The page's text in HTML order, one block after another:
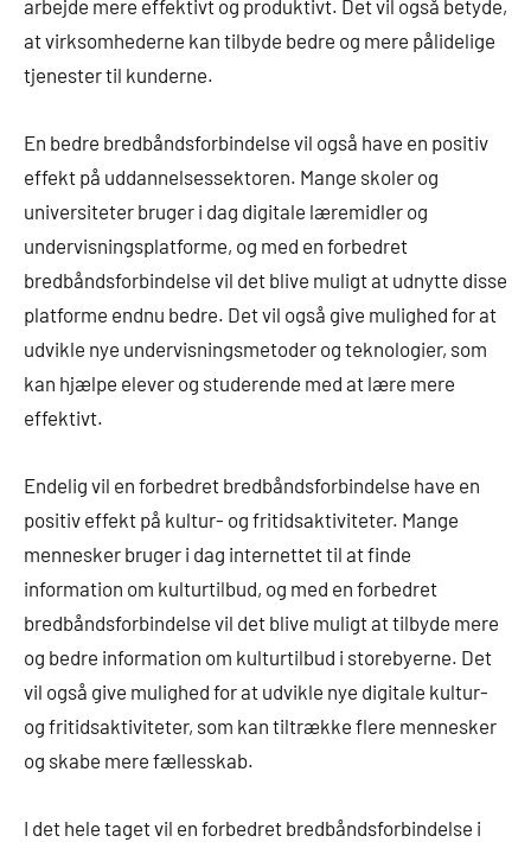
arbejde mere effektivt og produktivt. Det vil også betyde,
at virksomhederne kan tilbyde bedre og mere pålidelige
tjenester til kunderne.
En bedre bredbåndsforbindelse vil også have en positiv
effekt på uddannelsessektoren. Mange skoler og
universiteter bruger i dag digitale læremidler og
undervisningsplatforme, og med en forbedret
bredbåndsforbindelse vil det blive muligt at udnytte disse
platforme endnu bedre. Det vil også give mulighed for at
udvikle nye undervisningsmetoder og teknologier, som
kan hjælpe elever og studerende med at lære mere
effektivt.
Endelig vil en forbedret bredbåndsforbindelse have en
positiv effekt på kultur- og fritidsaktiviteter. Mange
mennesker bruger i dag internettet til at finde
information om kulturtilbud, og med en forbedret
bredbåndsforbindelse vil det blive muligt at tilbyde mere
og bedre information om kulturtilbud i storebyerne. Det
vil også give mulighed for at udvikle nye digitale kultur-
og fritidsaktiviteter, som kan tiltrække flere mennesker
og skabe mere fællesskab.
I det hele taget vil en forbedret bredbåndsforbindelse i